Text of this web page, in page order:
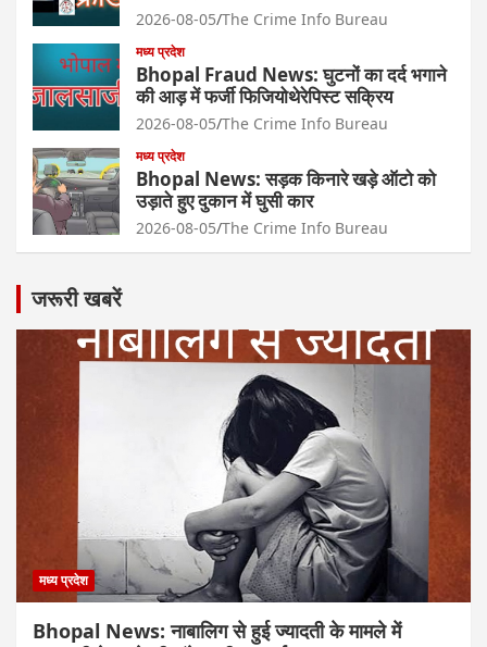
2026-08-05 The Crime Info Bureau
मध्य प्रदेश
Bhopal Fraud News: घुटनों का दर्द भगाने
की आड़ में फर्जी फिजियोथेरेपिस्ट सक्रिय
2026-08-05 The Crime Info Bureau
मध्य प्रदेश
Bhopal News: सड़क किनारे खड़े ऑटो को
उड़ाते हुए दुकान में घुसी कार
2026-08-05 The Crime Info Bureau
जरूरी खबरें
मध्य प्रदेश
Bhopal News: नाबालिग से हुई ज्यादती के मामले में